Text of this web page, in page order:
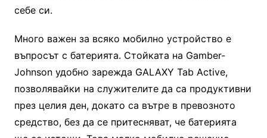
себе си.
Много важен за всяко мобилно устройство е
въпросът с батерията. Стойката на Gamber-
Johnson удобно зарежда GALAXY Tab Active,
позволявайки на служителите да са продуктивни
през целия ден, докато са вътре в превозното
средство, без да се притесняват, че батерията